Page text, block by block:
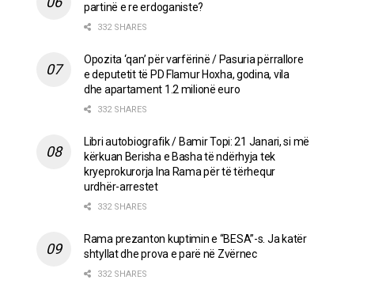
partinë e re erdoganiste?
332 SHARES
Opozita ‘qan’ për varfërinë / Pasuria përrallore
e deputetit të PD Flamur Hoxha, godina, vila
dhe apartament 1.2 milionë euro
332 SHARES
Libri autobiografik / Bamir Topi: 21 Janari, si më
kërkuan Berisha e Basha të ndërhyja tek
kryeprokurorja Ina Rama për të tërhequr
urdhër-arrestet
332 SHARES
Rama prezanton kuptimin e “BESA”-s. Ja katër
shtyllat dhe prova e parë në Zvërnec
332 SHARES